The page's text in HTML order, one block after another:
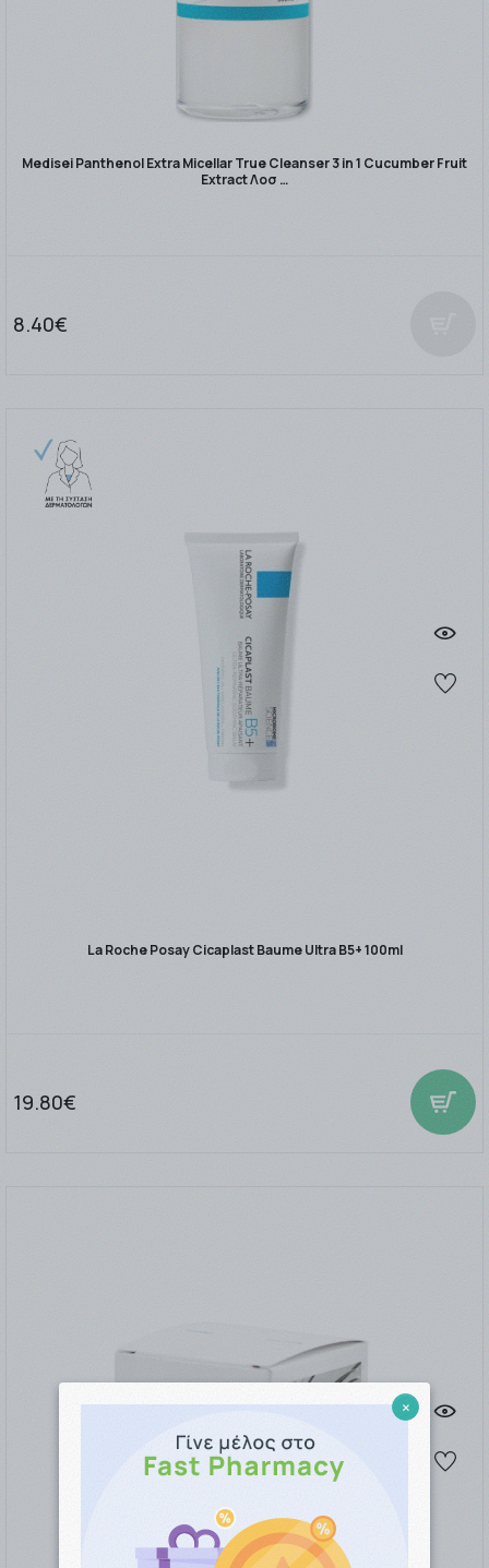
Medisei Panthenol Extra Micellar True Cleanser 3 in 1 Cucumber Fruit
Extract Λοσ …
8.40€
La Roche Posay Cicaplast Baume Ultra B5+ 100ml
19.80€
×